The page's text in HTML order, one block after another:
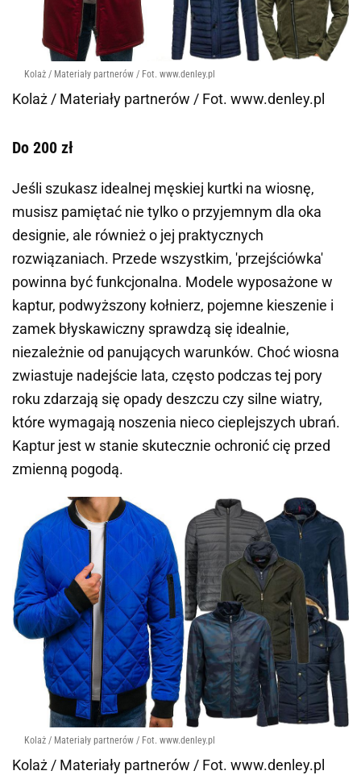
Kolaż / Materiały partnerów / Fot. www.denley.pl
Kolaż / Materiały partnerów / Fot. www.denley.pl
Do 200 zł
Jeśli szukasz idealnej męskiej kurtki na wiosnę,
musisz pamiętać nie tylko o przyjemnym dla oka
designie, ale również o jej praktycznych
rozwiązaniach. Przede wszystkim, 'przejściówka'
powinna być funkcjonalna. Modele wyposażone w
kaptur, podwyższony kołnierz, pojemne kieszenie i
zamek błyskawiczny sprawdzą się idealnie,
niezależnie od panujących warunków. Choć wiosna
zwiastuje nadejście lata, często podczas tej pory
roku zdarzają się opady deszczu czy silne wiatry,
które wymagają noszenia nieco cieplejszych ubrań.
Kaptur jest w stanie skutecznie ochronić cię przed
zmienną pogodą.
Kolaż / Materiały partnerów / Fot. www.denley.pl
Kolaż / Materiały partnerów / Fot. www.denley.pl